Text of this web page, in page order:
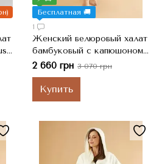
Бесплатная 🚚
1
Женский велюровый халат
бамбуковый с капюшоном
на поясе Nusa ns 6890,
Кремовый, M
2 660 грн 3 070 грн
Купить